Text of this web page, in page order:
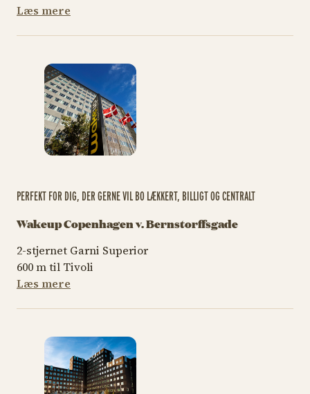
Læs mere
PERFEKT FOR DIG, DER GERNE VIL BO LÆKKERT, BILLIGT OG CENTRALT
Wakeup Copenhagen v. Bernstorffsgade
2-stjernet Garni Superior
600 m til Tivoli
Læs mere